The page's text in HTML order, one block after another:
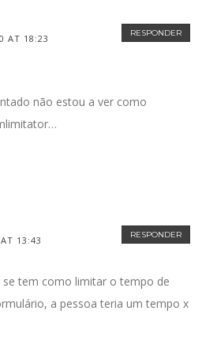
RESPONDER
AT 18:23
não estou a ver como
RESPONDER
13:43
se tem como limitar o tempo de
a pessoa teria um tempo x